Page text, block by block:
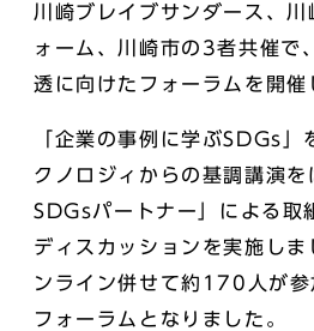
川崎ブレイブサンダース、
ォーム、川崎市の3者共催で
透に向けたフォーラムを開催
「企業の事例に学ぶSDGs
クノロジィからの基調講演
SDGsパートナー」による取
ディスカッションを実施し
ンライン併せて約170人が参
フォーラムとなりました。